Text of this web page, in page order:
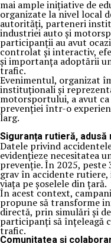
mai ample inițiative de
organizate la nivel local
autorități, parteneri
industriei auto și
participanții au avut
controlat și interactiv,
și importanța adoptării
trafic.
Evenimentul, organizat
instituționali și
motorsportului, a avut
prevenției într-o
larg.
Siguranța rutieră,
Datele privind
evidențieze necesitatea
prevenție. În 2025, peste
grav în accidente
viața pe șoselele din țară.
În acest context,
propune să transforme
directă, prin simulări și
participanți să înțeleagă
trafic.
Comunitatea și